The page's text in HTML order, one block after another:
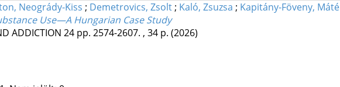
Neogrády-Kiss ; Demetrovics, Zsolt; Kaló, Zsuzsa ; Kapitány-Föveny, Máté
Use—A Hungarian Case Study
ADDICTION 24 pp. 2574-2607. , 34 p. (2026)